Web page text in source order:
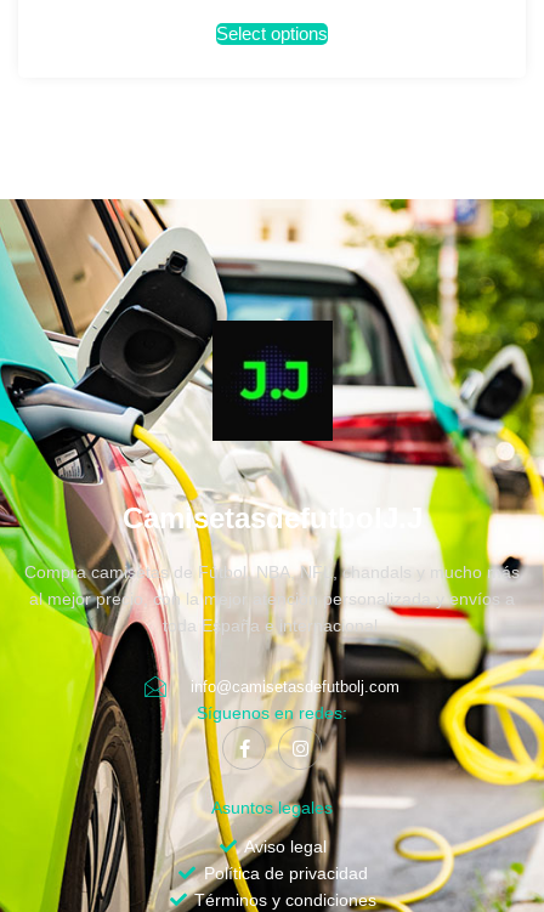
Select options
CamisetasdefutbolJ.J
Compra camisetas de Fútbol, NBA, NFL, chandals y mucho más
al mejor precio, con la mejor atención personalizada y envíos a
toda España e internacional.
info@camisetasdefutbolj.com
Síguenos en redes:
Asuntos legales
Aviso legal
Política de privacidad
Términos y condiciones